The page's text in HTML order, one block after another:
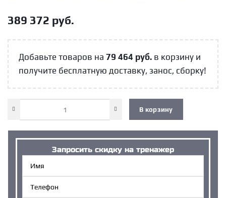
389 372 руб.
Добавьте товаров на 79 464 руб. в корзину и
получите бесплатную доставку, занос, сборку!
В корзину
Запросить cкидку на тренажер